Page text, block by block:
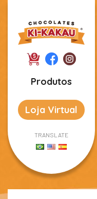
Produtos
Loja Virtual
TRANSLATE